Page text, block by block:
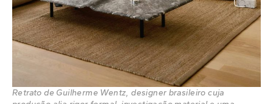
Retrato de Guilherme Wentz, designer brasileiro cuja